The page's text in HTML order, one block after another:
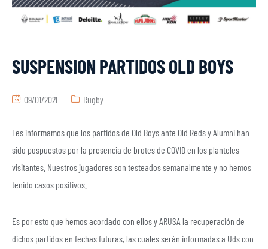
SUSPENSION PARTIDOS OLD BOYS
09/01/2021 Rugby
Les informamos que los partidos de Old Boys ante Old Reds y Alumni han
sido pospuestos por la presencia de brotes de COVID en los planteles
visitantes. Nuestros jugadores son testeados semanalmente y no hemos
tenido casos positivos.
Es por esto que hemos acordado con ellos y ARUSA la recuperación de
dichos partidos en fechas futuras, las cuales serán informadas a Uds con